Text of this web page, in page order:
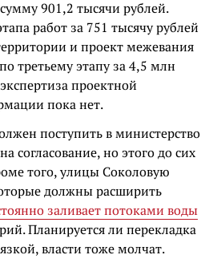
901,2 тысячи рублей.
работ за 751 тысячу рублей
и проект межевания
третьему этапу за 4,5 млн
проектной
пока нет.
поступить в министерство
согласование, но этого до сих
того, улицы Соколовую
должны расширить
заливает потоками воды
Планируется ли перекладка
власти тоже молчат.